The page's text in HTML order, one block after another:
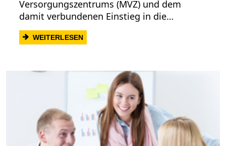
Versorgungszentrums (MVZ) und dem
damit verbundenen Einstieg in die…
WEITERLESEN: ZEHN JAHRE MEDIZINISCHES